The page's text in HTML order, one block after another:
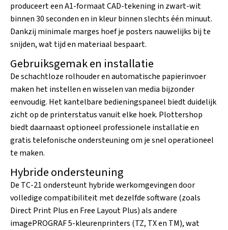
produceert een A1-formaat CAD-tekening in zwart-wit
binnen 30 seconden en in kleur binnen slechts één minuut.
Dankzij minimale marges hoef je posters nauwelijks bij te
snijden, wat tijd en materiaal bespaart.
Gebruiksgemak en installatie
De schachtloze rolhouder en automatische papierinvoer
maken het instellen en wisselen van media bijzonder
eenvoudig. Het kantelbare bedieningspaneel biedt duidelijk
zicht op de printerstatus vanuit elke hoek. Plottershop
biedt daarnaast optioneel professionele installatie en
gratis telefonische ondersteuning om je snel operationeel
te maken.
Hybride ondersteuning
De TC-21 ondersteunt hybride werkomgevingen door
volledige compatibiliteit met dezelfde software (zoals
Direct Print Plus en Free Layout Plus) als andere
imagePROGRAF 5-kleurenprinters (TZ, TX en TM), wat